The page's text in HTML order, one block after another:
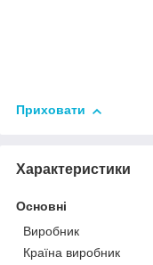
Приховати
Характеристики
Основні
Виробник
Країна виробник